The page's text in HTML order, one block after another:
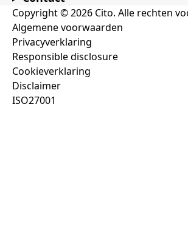
Copyright © 2026 Cito. Alle rechten
Algemene voorwaarden
Privacyverklaring
Responsible disclosure
Cookieverklaring
Disclaimer
ISO27001